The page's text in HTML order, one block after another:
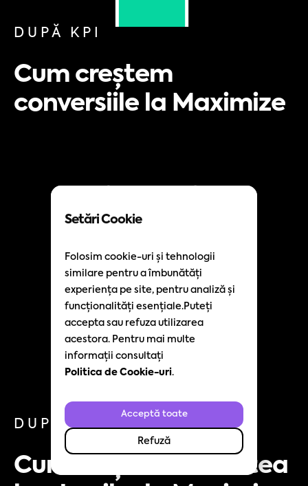
DUPĂ KPI
Cum creștem
conversiile la Maximize
DUPĂ KPI
Cum creștem calitatea
Setări Cookie
Folosim cookie-uri și tehnologii
similare pentru a îmbunătăți
experiența pe site, pentru analiză și
funcționalități esențiale.Puteți
accepta sau refuza utilizarea
acestora. Pentru mai multe
informații consultați
Politica de Cookie-uri.
Acceptă toate
Refuză